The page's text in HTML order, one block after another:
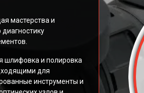
мастерства и
шлифовка и полировка
для
инструменты и